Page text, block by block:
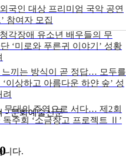
외국인 대상 프리미엄 국악 공연
참여자 모집
청각장애 유소년 배우들의 무
‘미로와 푸른귀 이야기’ 성황
느끼는 방식이 곧 정답… 모두를
이상하고 아름다운 하얀 숲’ 성
려
무대의 주역으로 서다… 제2회
독주회 ‘소금창고 프로젝트 Ⅱ’
니다.
- 문화예술신문
0